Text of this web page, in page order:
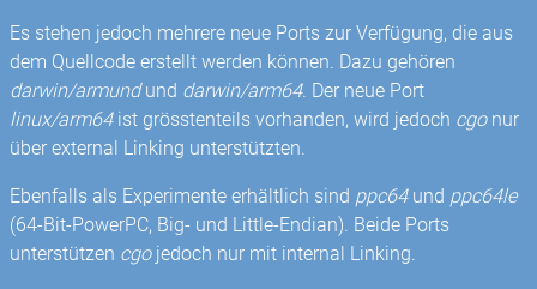
Es stehen jedoch mehrere neue Ports zur Verfügung, die aus
dem Quellcode erstellt werden können. Dazu gehören
darwin/armundund darwin/arm64. Der neue Port
linux/arm64ist grösstenteils vorhanden, wird jedoch cgonur
über external Linking unterstützten.
Ebenfalls als Experimente erhältlich sind ppc64und ppc64le
(64-Bit-PowerPC, Big- und Little-Endian). Beide Ports
unterstützen cgojedoch nur mit internal Linking.